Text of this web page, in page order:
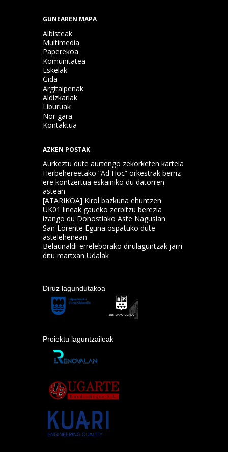
GUNEAREN MAPA
Albisteak
Multimedia
Paperekoa
Komunitatea
Eskelak
Gida
Argitalpenak
Aldizkariak
Liburuak
Nor gara
Kontaktua
AZKEN POSTAK
Aurkeztu dute aurtengo zekorketen kartela
Herbehereetako “Ad Hoc” orkestrak berriz
ere kontzertua eskainiko du datorren
astean
[ATARIKOA] Kirol bazkuna ehuntzen
UK01 lineak gaueko zerbitzu berezia
izango du Donostiako Aste Nagusian
San Lorente Eguna ospatuko dute
astelehenean
Belaunaldi-erreleborako dirulaguntzak jarri
ditu martxan Udalak
Diruz lagundutakoa
Proiektu laguntzaileak